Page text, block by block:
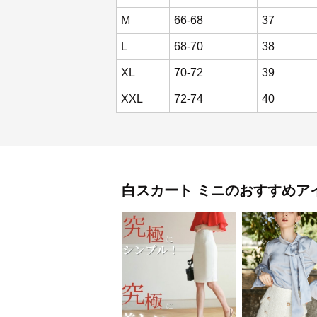
M 66-68 37
L 68-70 38
XL 70-72 39
XXL 72-74 40
白スカート ミニのおすすめア